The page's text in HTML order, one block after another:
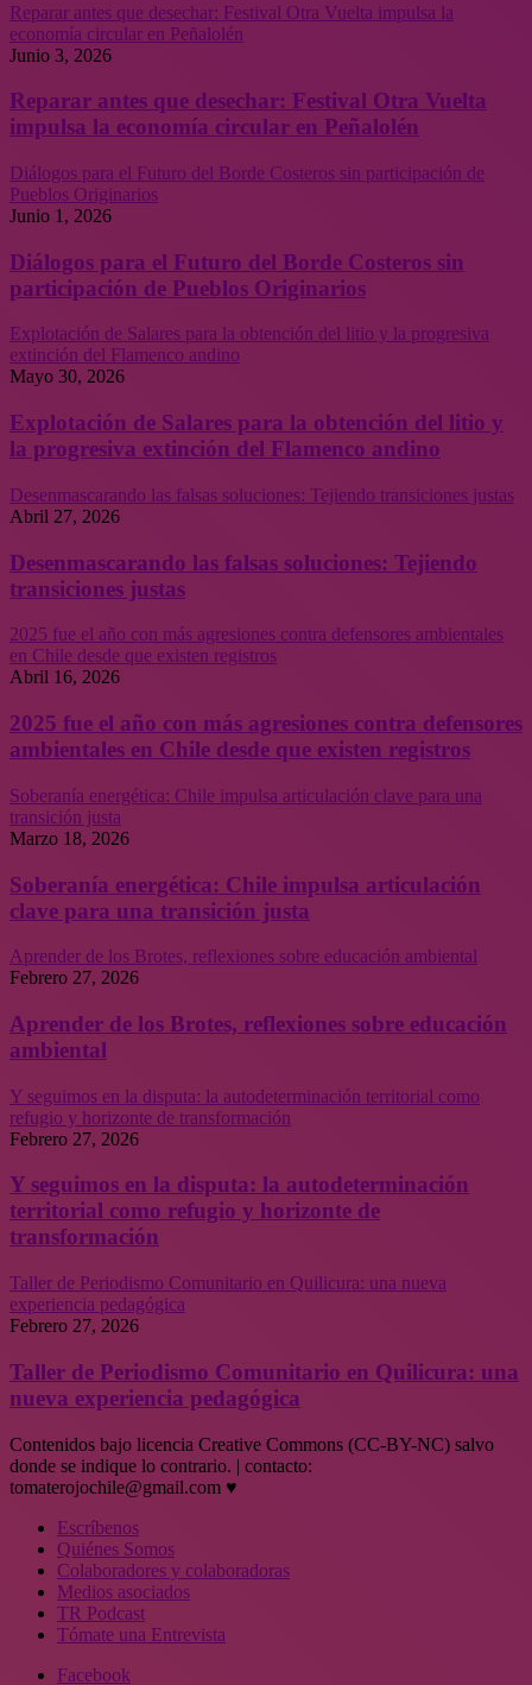
Reparar antes que desechar: Festival Otra Vuelta impulsa la
economía circular en Peñalolén
Junio 3, 2026
Reparar antes que desechar: Festival Otra Vuelta
impulsa la economía circular en Peñalolén
Diálogos para el Futuro del Borde Costeros sin participación de
Pueblos Originarios
Junio 1, 2026
Diálogos para el Futuro del Borde Costeros sin
participación de Pueblos Originarios
Explotación de Salares para la obtención del litio y la progresiva
extinción del Flamenco andino
Mayo 30, 2026
Explotación de Salares para la obtención del litio y
la progresiva extinción del Flamenco andino
Desenmascarando las falsas soluciones: Tejiendo transiciones justas
Abril 27, 2026
Desenmascarando las falsas soluciones: Tejiendo
transiciones justas
2025 fue el año con más agresiones contra defensores ambientales
en Chile desde que existen registros
Abril 16, 2026
2025 fue el año con más agresiones contra defensores
ambientales en Chile desde que existen registros
Soberanía energética: Chile impulsa articulación clave para una
transición justa
Marzo 18, 2026
Soberanía energética: Chile impulsa articulación
clave para una transición justa
Aprender de los Brotes, reflexiones sobre educación ambiental
Febrero 27, 2026
Aprender de los Brotes, reflexiones sobre educación
ambiental
Y seguimos en la disputa: la autodeterminación territorial como
refugio y horizonte de transformación
Febrero 27, 2026
Y seguimos en la disputa: la autodeterminación
territorial como refugio y horizonte de
transformación
Taller de Periodismo Comunitario en Quilicura: una nueva
experiencia pedagógica
Febrero 27, 2026
Taller de Periodismo Comunitario en Quilicura: una
nueva experiencia pedagógica
Contenidos bajo licencia Creative Commons (CC-BY-NC) salvo
donde se indique lo contrario. | contacto:
tomaterojochile@gmail.com ♥
Escríbenos
Quiénes Somos
Colaboradores y colaboradoras
Medios asociados
TR Podcast
Tómate una Entrevista
Facebook